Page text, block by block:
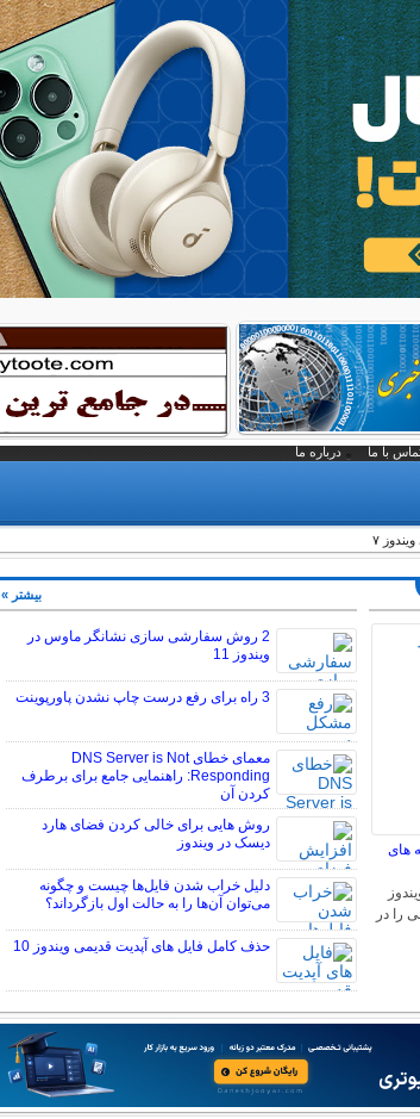
با ما درباره ما
۷
های
را در
2 روش سفارشی سازی نشانگر ماوس در
ویندوز 11
3 راه برای رفع درست چاپ نشدن پاورپوینت
معمای خطای DNS Server is Not
Responding: راهنمایی جامع برای برطرف
کردن آن
روش هایی برای خالی کردن فضای هارد
دیسک در ویندوز
دلیل خراب شدن فایل‌ها چیست و چگونه
می‌توان آن‌ها را به حالت اول بازگرداند؟
حذف کامل فایل های آپدیت قدیمی ویندوز 10
بیشتر »